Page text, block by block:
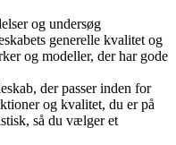
og undersøg
generelle kvalitet og
og modeller, der har gode
der passer inden for
og kvalitet, du er på
så du vælger et